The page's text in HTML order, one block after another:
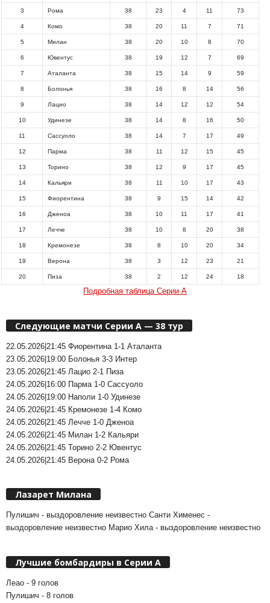
3 Рома 38 23 4 11 73
4 Комо 38 20 11 7 71
5 Милан 38 20 10 8 70
6 Ювентус 38 19 12 7 69
7 Аталанта 38 15 14 9 59
8 Болонья 38 16 8 14 56
9 Лацио 38 14 12 12 54
10 Удинезе 38 14 8 16 50
11 Сассуоло 38 14 7 17 49
12 Парма 38 11 12 15 45
13 Торино 38 12 9 17 45
14 Кальяри 38 11 10 17 43
15 Фиорентина 38 9 15 14 42
16 Дженоа 38 10 11 17 41
17 Лечче 38 10 8 20 38
18 Кремонезе 38 8 10 20 34
19 Верона 38 3 12 23 21
20 Пиза 38 2 12 24 18
Подробная таблица Серии А
Следующие матчи Серии А — 38 тур
22.05.2026|21:45 Фиорентина 1-1 Аталанта
23.05.2026|19:00 Болонья 3-3 Интер
23.05.2026|21:45 Лацио 2-1 Пиза
24.05.2026|16:00 Парма 1-0 Сассуоло
24.05.2026|19:00 Наполи 1-0 Удинезе
24.05.2026|21:45 Кремонезе 1-4 Комо
24.05.2026|21:45 Лечче 1-0 Дженоа
24.05.2026|21:45 Милан 1-2 Кальяри
24.05.2026|21:45 Торино 2-2 Ювентус
24.05.2026|21:45 Верона 0-2 Рома
Лазарет Милана
Пулишич - выздоровление неизвестно Санти Хименес -
выздоровление неизвестно Марио Хила - выздоровление неизвестно
Лучшие бомбардиры в Серии А
Леао - 9 голов
Пулишич - 8 голов